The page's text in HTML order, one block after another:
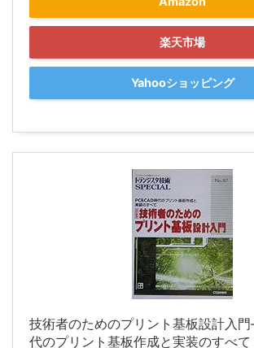
楽天市場
Yahooショッピング
技術者のためのプリント基板設計入
代のプリント基板作成と実装のすべ